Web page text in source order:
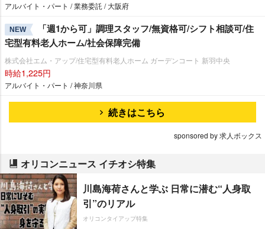
アルバイト・パート / 業務委託 / 大阪府
NEW
「週1から可」調理スタッフ/無資格可/シフト相談可/住
宅型有料老人ホーム/社会保障完備
株式会社エム・アップ/住宅型有料老人ホーム ガーデンコート 新羽中央
時給1,225円
アルバイト・パート / 神奈川県
続きはこちら
sponsored by 求人ボックス
オリコンニュース イチオシ特集
川島海荷さんと学ぶ 日常に潜む“人身取
引”のリアル
オリコンタイアップ特集